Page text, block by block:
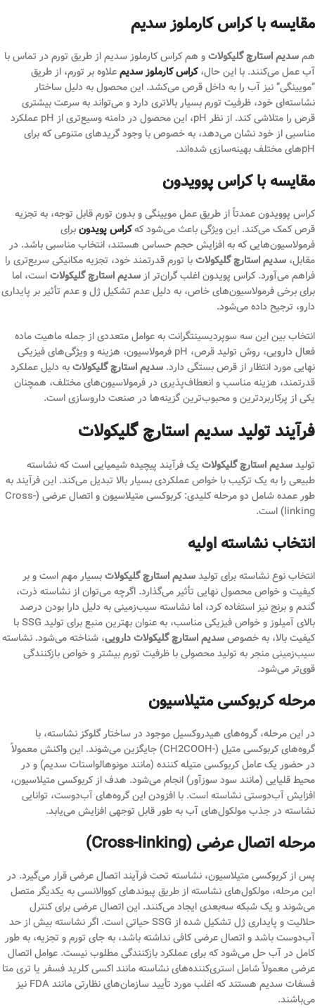
مقایسه با کراس کارملوز سدیم
همسدیم استارچ گلیکولاتو هم کراس کارملوز سدیم از طریق تورم در تماس با
آب عمل می‌کنند. با این حال،کراس کارملوز سدیمعلاوه بر تورم، از طریق
“مویینگی” نیز آب را به داخل قرص می‌کشد. این محصول به دلیل ساختار
نشاسته‌ای خود، ظرفیت تورم بسیار بالاتری دارد و می‌تواند به سرعت بیشتری
قرص را متلاشی کند. از نظر pH، این محصول در دامنه وسیع‌تری از pH عملکرد
مناسبی از خود نشان می‌دهد، به خصوص با وجود گریدهای متنوعی که برای
pH‌های مختلف بهینه‌سازی شده‌اند.
مقایسه با کراس پوویدون
کراس پوویدون عمدتاً از طریق عمل مویینگی و بدون تورم قابل توجه، به تجزیه
قرص کمک می‌کند. این ویژگی باعث می‌شود کهکراس پویدونبرای
فرمولاسیون‌هایی که به افزایش حجم حساس هستند، انتخاب مناسبی باشد. در
مقابل، سدیم استارچ گلیکولاتبا تورم قدرتمند خود، تجزیه مکانیکی سریع‌تری را
فراهم می‌آورد. کراس پویدون اغلب گران‌تر ازسدیم استارچ گلیکولاتاست، اما
برای برخی فرمولاسیون‌های خاص، به دلیل عدم تشکیل ژل و عدم تأثیر بر پایداری
دارو، ترجیح داده می‌شود.
انتخاب بین این سه سوپردیسینتگرانت به عوامل متعددی از جمله ماهیت ماده
فعال دارویی، روش تولید قرص، pH فرمولاسیون، هزینه و ویژگی‌های فیزیکی
نهایی مورد انتظار از قرص بستگی دارد. سدیم استارچ گلیکولاتبه دلیل عملکرد
قدرتمند، هزینه مناسب و انعطاف‌پذیری در فرمولاسیون‌های مختلف، همچنان
یکی از پرکاربردترین و محبوب‌ترین گزینه‌ها در صنعت داروسازی است.
فرآیند تولید سدیم استارچ گلیکولات
تولیدسدیم استارچ گلیکولات یک فرآیند پیچیده شیمیایی است که نشاسته
طبیعی را به یک ترکیب با خواص عملکردی بسیار بالا تبدیل می‌کند. این فرآیند به
طور عمده شامل دو مرحله کلیدی: کربوکسی متیلاسیون و اتصال عرضی (Cross-
linking) است.
انتخاب نشاسته اولیه
انتخاب نوع نشاسته برای تولیدسدیم استارچ گلیکولاتبسیار مهم است و بر
کیفیت و خواص محصول نهایی تأثیر می‌گذارد. اگرچه می‌توان از نشاسته ذرت،
گندم و برنج نیز استفاده کرد، اما نشاسته سیب‌زمینی به دلیل دارا بودن درصد
بالای آمیلوز و خواص فیزیکی مناسب، به عنوان بهترین منبع برای تولید SSG با
کیفیت بالا، به خصوصسدیم استارچ گلیکولات دارویی، شناخته می‌شود. نشاسته
سیب‌زمینی منجر به تولید محصولی با ظرفیت تورم بیشتر و خواص بازکنندگی
قوی‌تر می‌شود.
مرحله کربوکسی متیلاسیون
در این مرحله، گروه‌های هیدروکسیل موجود در ساختار گلوکز نشاسته، با
گروه‌های کربوکسی متیل (-CH2COOH) جایگزین می‌شوند. این واکنش معمولاً
در حضور یک عامل کربوکسی متیله کننده (مانند مونوهالواستات سدیم) و در
محیط قلیایی (مانند سود سوزآور) انجام می‌شود. هدف از کربوکسی متیلاسیون،
افزایش آب‌دوستی نشاسته است. با افزودن این گروه‌های آب‌دوست، توانایی
نشاسته در جذب مولکول‌های آب به طور قابل توجهی افزایش می‌یابد.
مرحله اتصال عرضی (Cross-linking)
پس از کربوکسی متیلاسیون، نشاسته تحت فرآیند اتصال عرضی قرار می‌گیرد. در
این مرحله، مولکول‌های نشاسته از طریق پیوندهای کووالانسی به یکدیگر متصل
می‌شوند و یک شبکه سه‌بعدی ایجاد می‌کنند. این اتصال عرضی برای کنترل
حلالیت و پایداری ژل تشکیل شده از SSG حیاتی است. اگر نشاسته بیش از حد
آب‌دوست باشد و اتصال عرضی کافی نداشته باشد، به جای تورم و تجزیه، به طور
کامل در آب حل می‌شود که برای عملکرد بازکنندگی مطلوب نیست. عوامل اتصال
عرضی معمولاً شامل استری‌کننده‌های نشاسته مانند اکسی کلرید فسفر یا تری متا
فسفات سدیم هستند که اغلب مورد تأیید سازمان‌های نظارتی مانند FDA نیز
می‌باشند.